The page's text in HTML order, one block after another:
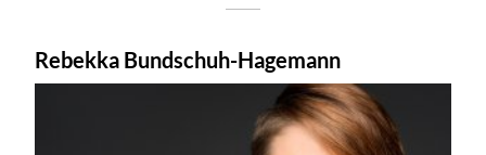
Rebekka Bundschuh-Hagemann